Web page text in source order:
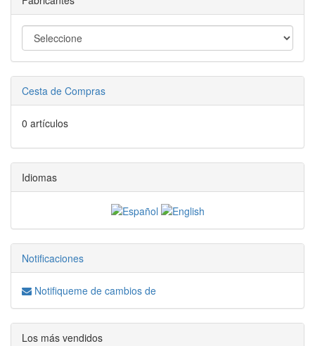
Cesta de Compras
0 artículos
Idiomas
Notificaciones
Notifiqueme de cambios de
Los más vendidos